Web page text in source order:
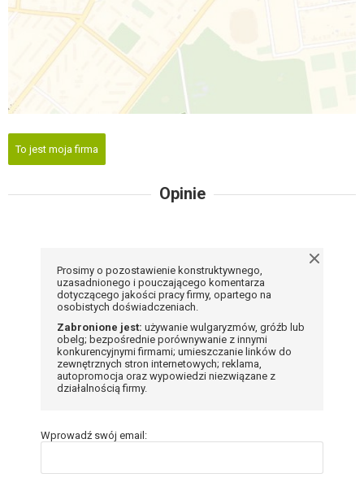
To jest moja firma
Opinie
Prosimy o pozostawienie konstruktywnego,
uzasadnionego i pouczającego komentarza
dotyczącego jakości pracy firmy, opartego na
osobistych doświadczeniach.
Zabronione jest: używanie wulgaryzmów, gróźb lub
obelg; bezpośrednie porównywanie z innymi
konkurencyjnymi firmami; umieszczanie linków do
zewnętrznych stron internetowych; reklama,
autopromocja oraz wypowiedzi niezwiązane z
działalnością firmy.
Wprowadź swój email: